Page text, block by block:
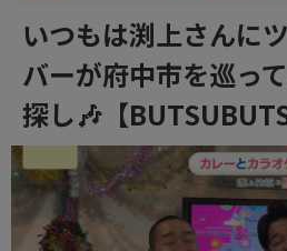
いつもは渕上さんに
バーが府中市を巡っ
探し🎶【